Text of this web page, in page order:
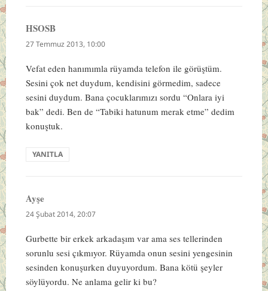
HSOSBdedi
ki:
27 Temmuz 2013, 10:00
Vefat eden hanımımla rüyamda telefon ile görüştüm.
Sesini çok net duydum, kendisini görmedim, sadece
sesini duydum. Bana çocuklarımızı sordu “Onlara iyi
bak” dedi. Ben de “Tabiki hatunum merak etme” dedim
konuştuk.
YANITLA
Ayşe
ki:
24 Şubat 2014, 20:07
Gurbette bir erkek arkadaşım var ama ses tellerinden
sorunlu sesi çıkmıyor. Rüyamda onun sesini yengesinin
sesinden konuşurken duyuyordum. Bana kötü şeyler
söylüyordu. Ne anlama gelir ki bu?